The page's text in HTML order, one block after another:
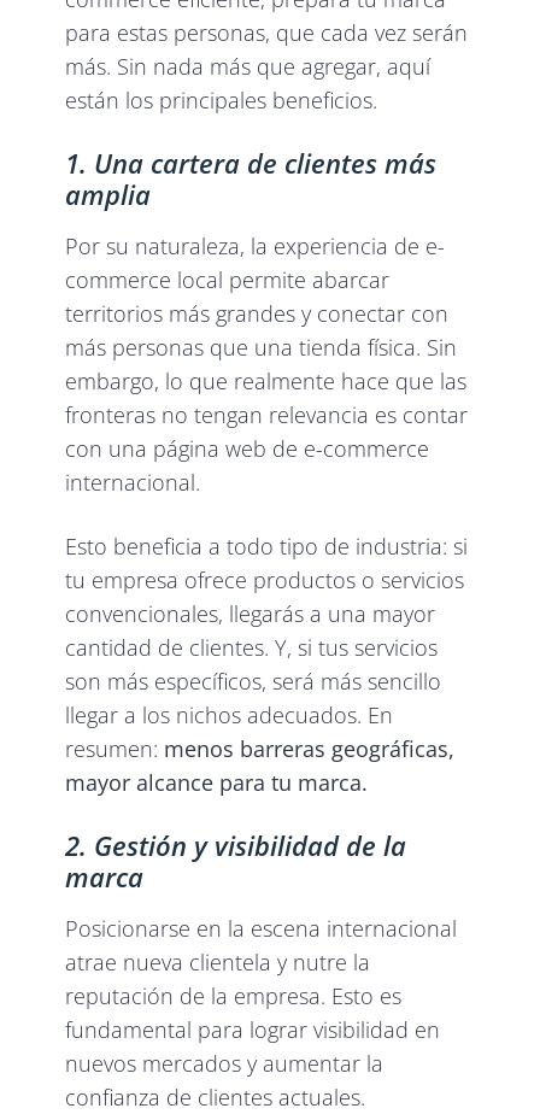
para estas personas, que cada vez serán
más. Sin nada más que agregar, aquí
están los principales beneficios.
1. Una cartera de clientes más
amplia
Por su naturaleza, la experiencia de e-
commerce local permite abarcar
territorios más grandes y conectar con
más personas que una tienda física. Sin
embargo, lo que realmente hace que las
fronteras no tengan relevancia es contar
con una página web de e-commerce
internacional.
Esto beneficia a todo tipo de industria: si
tu empresa ofrece productos o servicios
convencionales, llegarás a una mayor
cantidad de clientes. Y, si tus servicios
son más específicos, será más sencillo
llegar a los nichos adecuados. En
resumen: menos barreras geográficas,
mayor alcance para tu marca.
2. Gestión y visibilidad de la
marca
Posicionarse en la escena internacional
atrae nueva clientela y nutre la
reputación de la empresa. Esto es
fundamental para lograr visibilidad en
nuevos mercados y aumentar la
confianza de clientes actuales.